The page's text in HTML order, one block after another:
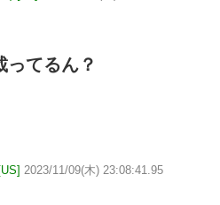
ってるん？
2023/11/09(木) 23:08:41.95